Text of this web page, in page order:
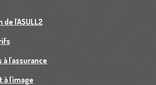
l'ASULL2
l'assurance
à l'image